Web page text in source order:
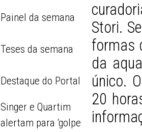
Painel da semana
Teses da semana
Destaque do Portal
Singer e Quartim
alertam para ‘golpe
Stori.
formas
da
único.
20